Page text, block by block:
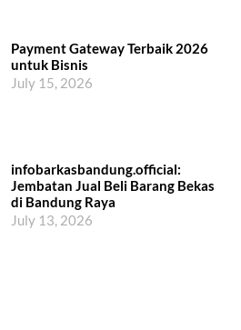
Payment Gateway Terbaik 2026
untuk Bisnis
July 15, 2026
infobarkasbandung.official:
Jembatan Jual Beli Barang Bekas
di Bandung Raya
July 13, 2026